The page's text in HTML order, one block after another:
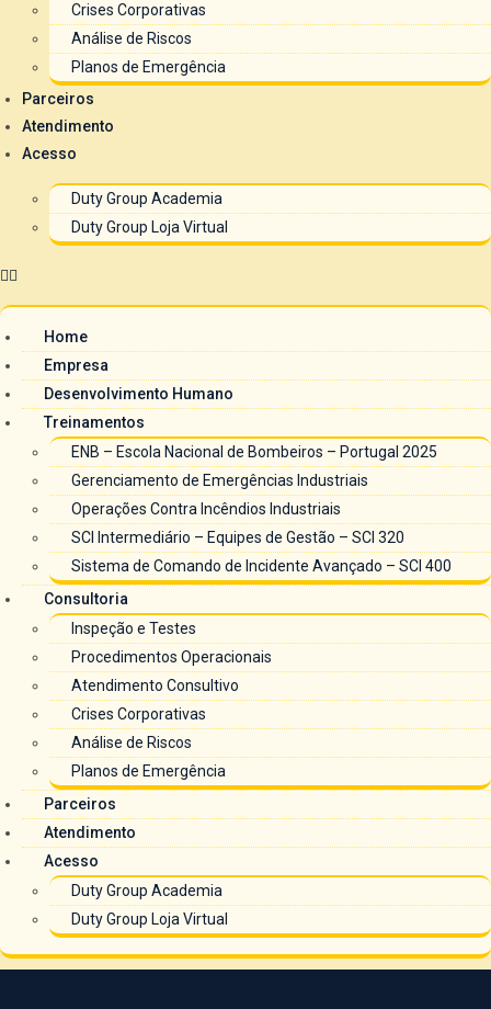
Crises Corporativas
Análise de Riscos
Planos de Emergência
Parceiros
Atendimento
Acesso
Duty Group Academia
Duty Group Loja Virtual
Home
Empresa
Desenvolvimento Humano
Treinamentos
ENB – Escola Nacional de Bombeiros – Portugal 2025
Gerenciamento de Emergências Industriais
Operações Contra Incêndios Industriais
SCI Intermediário – Equipes de Gestão – SCI 320
Sistema de Comando de Incidente Avançado – SCI 400
Consultoria
Inspeção e Testes
Procedimentos Operacionais
Atendimento Consultivo
Crises Corporativas
Análise de Riscos
Planos de Emergência
Parceiros
Atendimento
Acesso
Duty Group Academia
Duty Group Loja Virtual